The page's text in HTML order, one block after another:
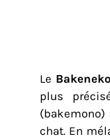
Le Bakeneko
plus
chat. En